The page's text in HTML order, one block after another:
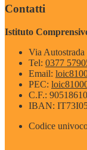
Contatti
Istituto
Via
Tel: 0377
Email:
PEC:
C.F.:
IBAN:
Codice